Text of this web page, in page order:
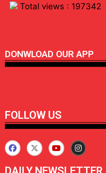
Total views : 197342
DONWLOAD OUR APP
FOLLOW US